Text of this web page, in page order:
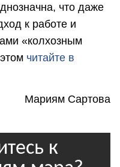
что даже
к работе и
«колхозным
читайте в
Мариям Сартова